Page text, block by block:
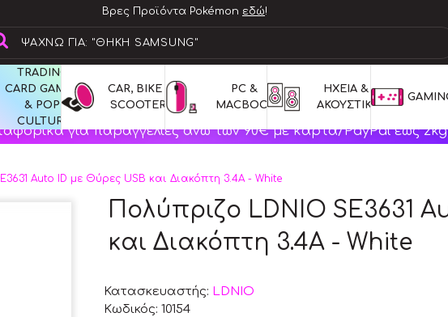
Βρες Προϊόντα Pokémon εδώ!
TRADING
CARD GAMES
& POP
CULTURE
CAR, BIKE &
SCOOTERS
PC &
MACBOOK
ΗΧΕΙΑ &
ΑΚΟΥΣΤΙΚΑ
για παραγγελίες άνω των 90€ με κάρτα/PayPal έως 2kg
Auto ID με Θύρες USB και Διακόπτη 3.4A - White
Πολύπριζο LDNIO SE3631
και Διακόπτη 3.4A - White
Κατασκευαστής: LDNIO
Κωδικός: 10154